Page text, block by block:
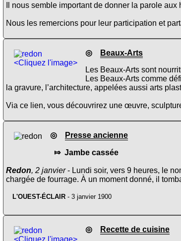
Il nous semble important de donner la parole
Nous les remercions pour leur participation et
<Cliquez l'image>
◎
Beaux-Arts
Les Beaux-Arts sont
Les Beaux-Arts comme
la gravure, l’architecture, appelées aussi arts
Via ce lien, vous découvrirez une œuvre,
◎ Presse ancienne
⤇ Jambe cassée
Redon, 2 janvier- Lundi soir, vers 9 heures, le
chargée de fourrage. À un moment donné, il
L'OUEST-ÉCLAIR - 3 janvier 1900
<Cliquez l'image>
◎ Recette de cuisine